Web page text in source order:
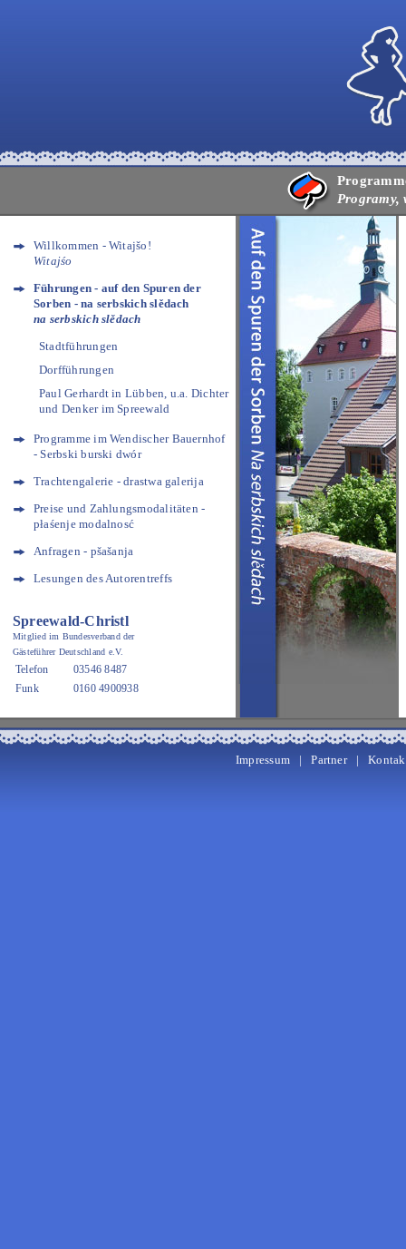
Programy,
Willkommen - Witajšo!
Witajśo
Führungen - auf den Spuren der
Sorben - na serbskich slědach
na serbskich slědach
Stadtführungen
Dorfführungen
Paul Gerhardt in Lübben, u.a. Dichter
und Denker im Spreewald
Programme im Wendischer Bauernhof
- Serbski burski dwór
Trachtengalerie - drastwa galerija
Preise und Zahlungsmodalitäten -
płaśenje modalnosć
Anfragen - pšašanja
Lesungen des Autorentreffs
Spreewald-Christl
Mitglied im Bundesverband der
Gästeführer Deutschland e.V.
Telefon
03546 8487
Funk
0160 4900938
Impressum | Partner |